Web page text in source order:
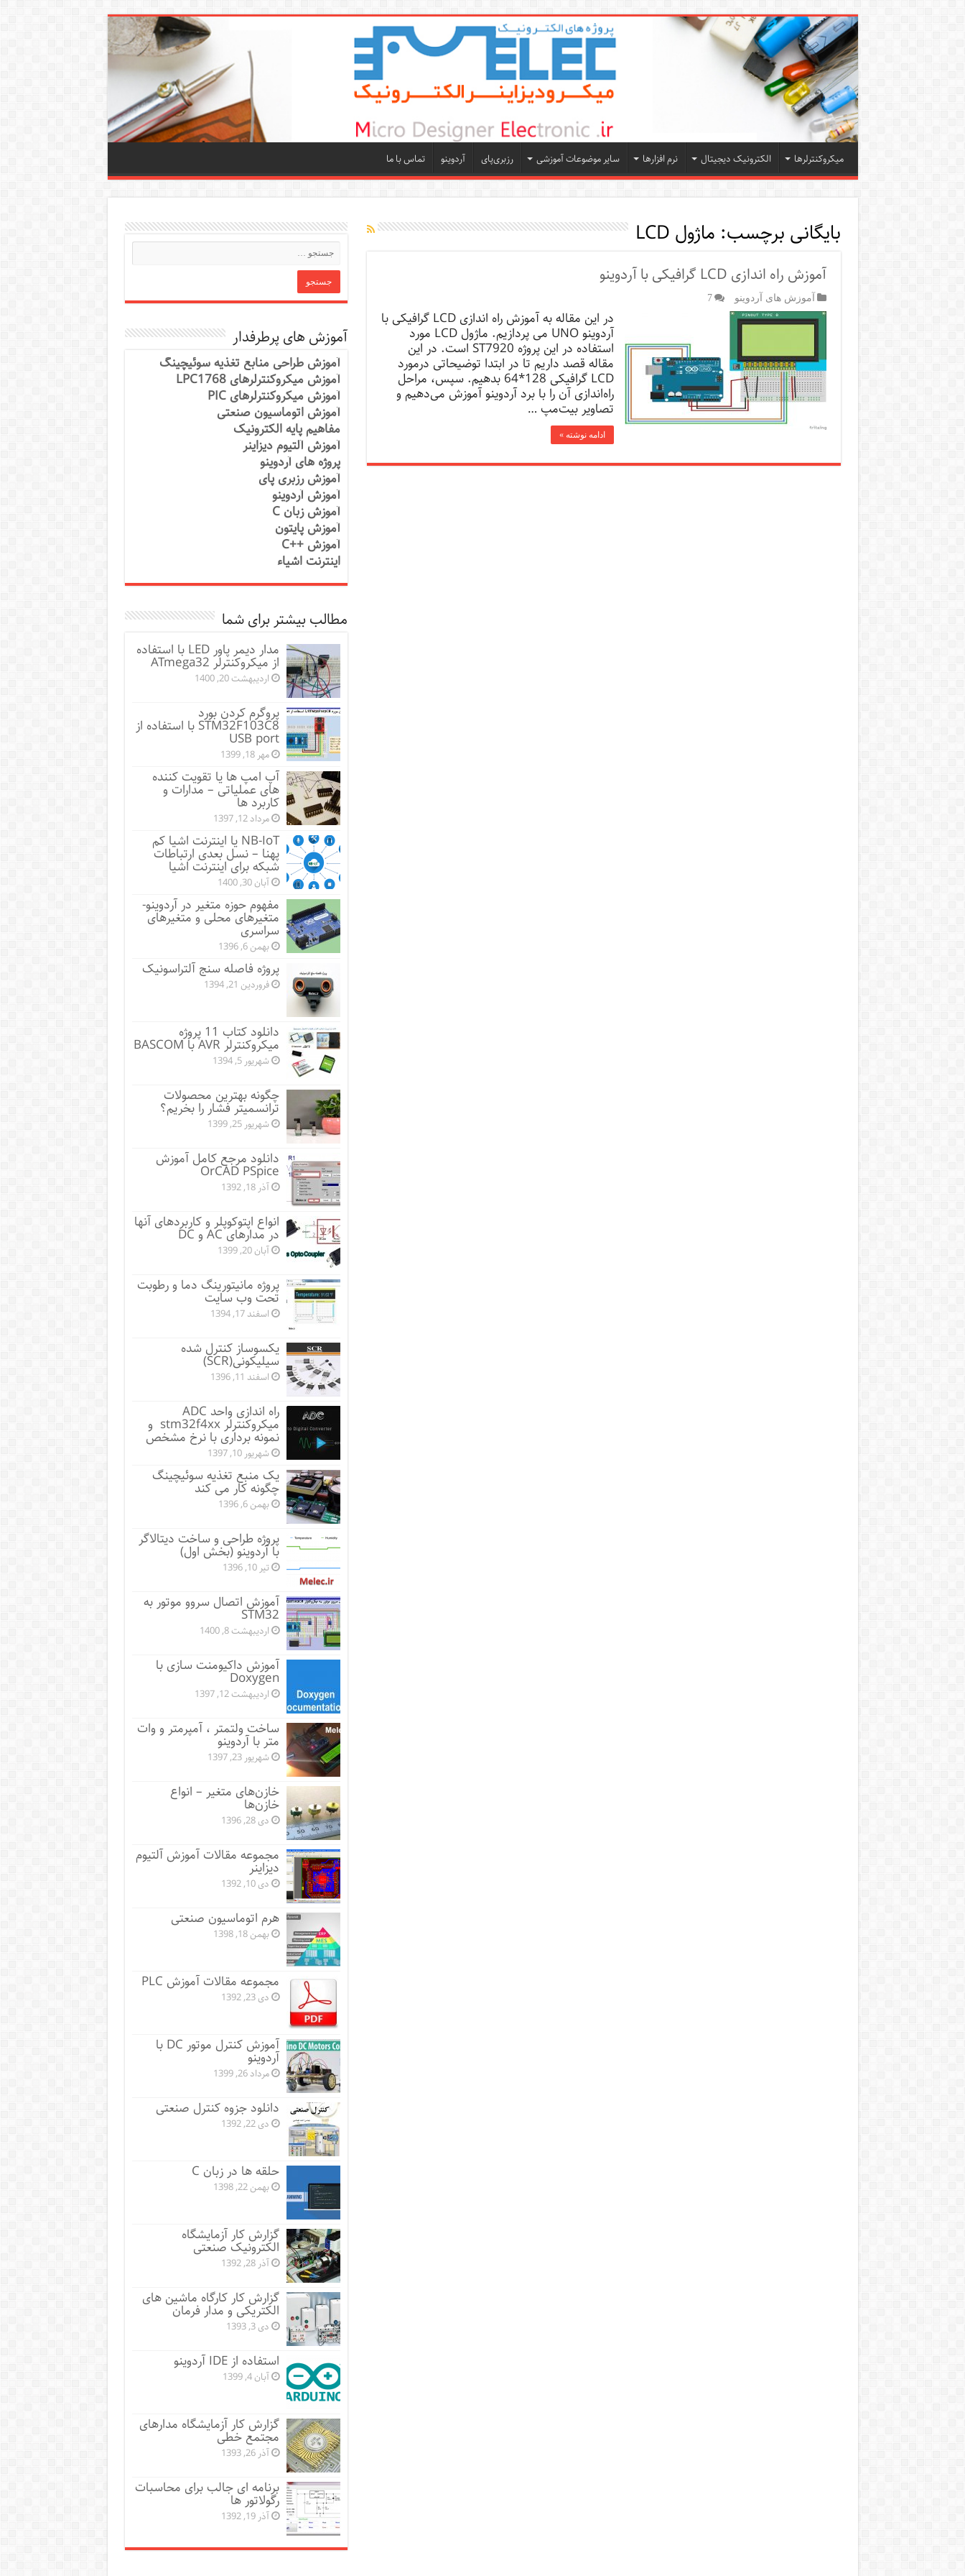
میکروکنترلرها الکترونیک دیجیتال نرم افزارها سایر موضوعات آموزشی رزبری‌پای آردوینو تماس با ما
بایگانی برچسب: ماژول LCD
آموزش راه اندازی LCD گرافیکی با آردوینو
آموزش های آردوینو 7
در این مقاله به آموزش راه اندازی LCD گرافیکی با
آردوینو UNO می پردازیم. ماژول LCD مورد
استفاده در این پروژه ST7920 است. در این
مقاله قصد داریم تا در ابتدا توضیحاتی درمورد
LCD گرافیکی 128*64 بدهیم. سپس، مراحل
راه‌اندازی آن را با برد آردوینو آموزش می‌دهیم و
تصاویر بیت‌مپ …
ادامه نوشته »
آموزش های پرطرفدار
آموزش طراحی منابع تغذیه سوئیچینگ
آموزش میکروکنترلرهای LPC1768
آموزش میکروکنترلرهای PIC
آموزش اتوماسیون صنعتی
مفاهیم پایه الکترونیک
آموزش آلتیوم دیزاینر
پروژه های آردوینو
آموزش رزبری پای
آموزش آردوینو
آموزش زبان C
آموزش پایتون
آموزش ++C
اینترنت اشیاء
مطالب بیشتر برای شما
مدار دیمر پاور LED با استفاده
از میکروکنترلر ATmega32
اردیبهشت 20, 1400
پروگرم کردن بورد
STM32F103C8 با استفاده از
USB port
مهر 18, 1399
آپ امپ ها یا تقویت کننده
های عملیاتی – مدارات و
کاربرد ها
مرداد 12, 1397
NB-IoT یا اینترنت اشیا کم
پهنا – نسل بعدی ارتباطات
شبکه برای اینترنت اشیا
آبان 30, 1400
مفهوم حوزه متغیر در آردوینو-
متغیرهای محلی و متغیرهای
سراسری
بهمن 6, 1396
پروژه فاصله سنج آلتراسونیک
فروردین 21, 1394
دانلود کتاب 11 پروژه
میکروکنترلر AVR با BASCOM
شهریور 5, 1394
چگونه بهترین محصولات
ترانسمیتر فشار را بخریم؟
شهریور 25, 1399
دانلود مرجع کامل آموزش
OrCAD PSpice
آذر 18, 1392
انواع اپتوکوپلر و کاربردهای آنها
در مدارهای AC و DC
آبان 20, 1399
پروژه مانيتورينگ دما و رطوبت
تحت وب سایت
اسفند 17, 1394
یکسوساز کنترل شده
سیلیکونی(SCR)
اسفند 11, 1396
راه اندازی واحد ADC
میکروکنترلر stm32f4xx و
نمونه برداری با نرخ مشخص
شهریور 10, 1397
یک منبع تغذیه سوئیچینگ
چگونه کار می کند
بهمن 6, 1396
پروژه طراحی و ساخت دیتالاگر
با آردوینو (بخش اول)
تیر 10, 1396
آموزش اتصال سروو موتور به
STM32
اردیبهشت 8, 1400
آموزش داکیومنت سازی با
Doxygen
اردیبهشت 12, 1397
ساخت ولتمتر ، آمپرمتر و وات
متر با آردوینو
شهریور 23, 1397
خازن‌های متغیر – انواع
خازن‌ها
دی 28, 1396
مجموعه مقالات آموزش آلتیوم
دیزاینر
دی 10, 1392
هرم اتوماسیون صنعتی
بهمن 18, 1398
مجموعه مقالات آموزش PLC
دی 23, 1392
آموزش کنترل موتور DC با
آردوینو
مرداد 26, 1399
دانلود جزوه کنترل صنعتی
دی 22, 1392
حلقه ها در زبان C
بهمن 22, 1398
گزارش کار آزمایشگاه
الکترونیک صنعتی
آذر 28, 1392
گزارش کار کارگاه ماشین های
الکتریکی و مدار فرمان
دی 3, 1393
استفاده از IDE آردوینو
آبان 4, 1399
گزارش کار آزمایشگاه مدارهای
مجتمع خطی
آذر 26, 1393
برنامه ای جالب برای محاسبات
رگولاتور ها
آذر 19, 1392